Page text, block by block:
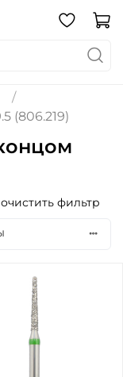
(806.219)
очистить фильтр